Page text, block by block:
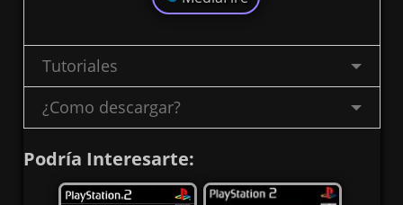
Tutoriales
¿Como descargar?
Podría Interesarte: